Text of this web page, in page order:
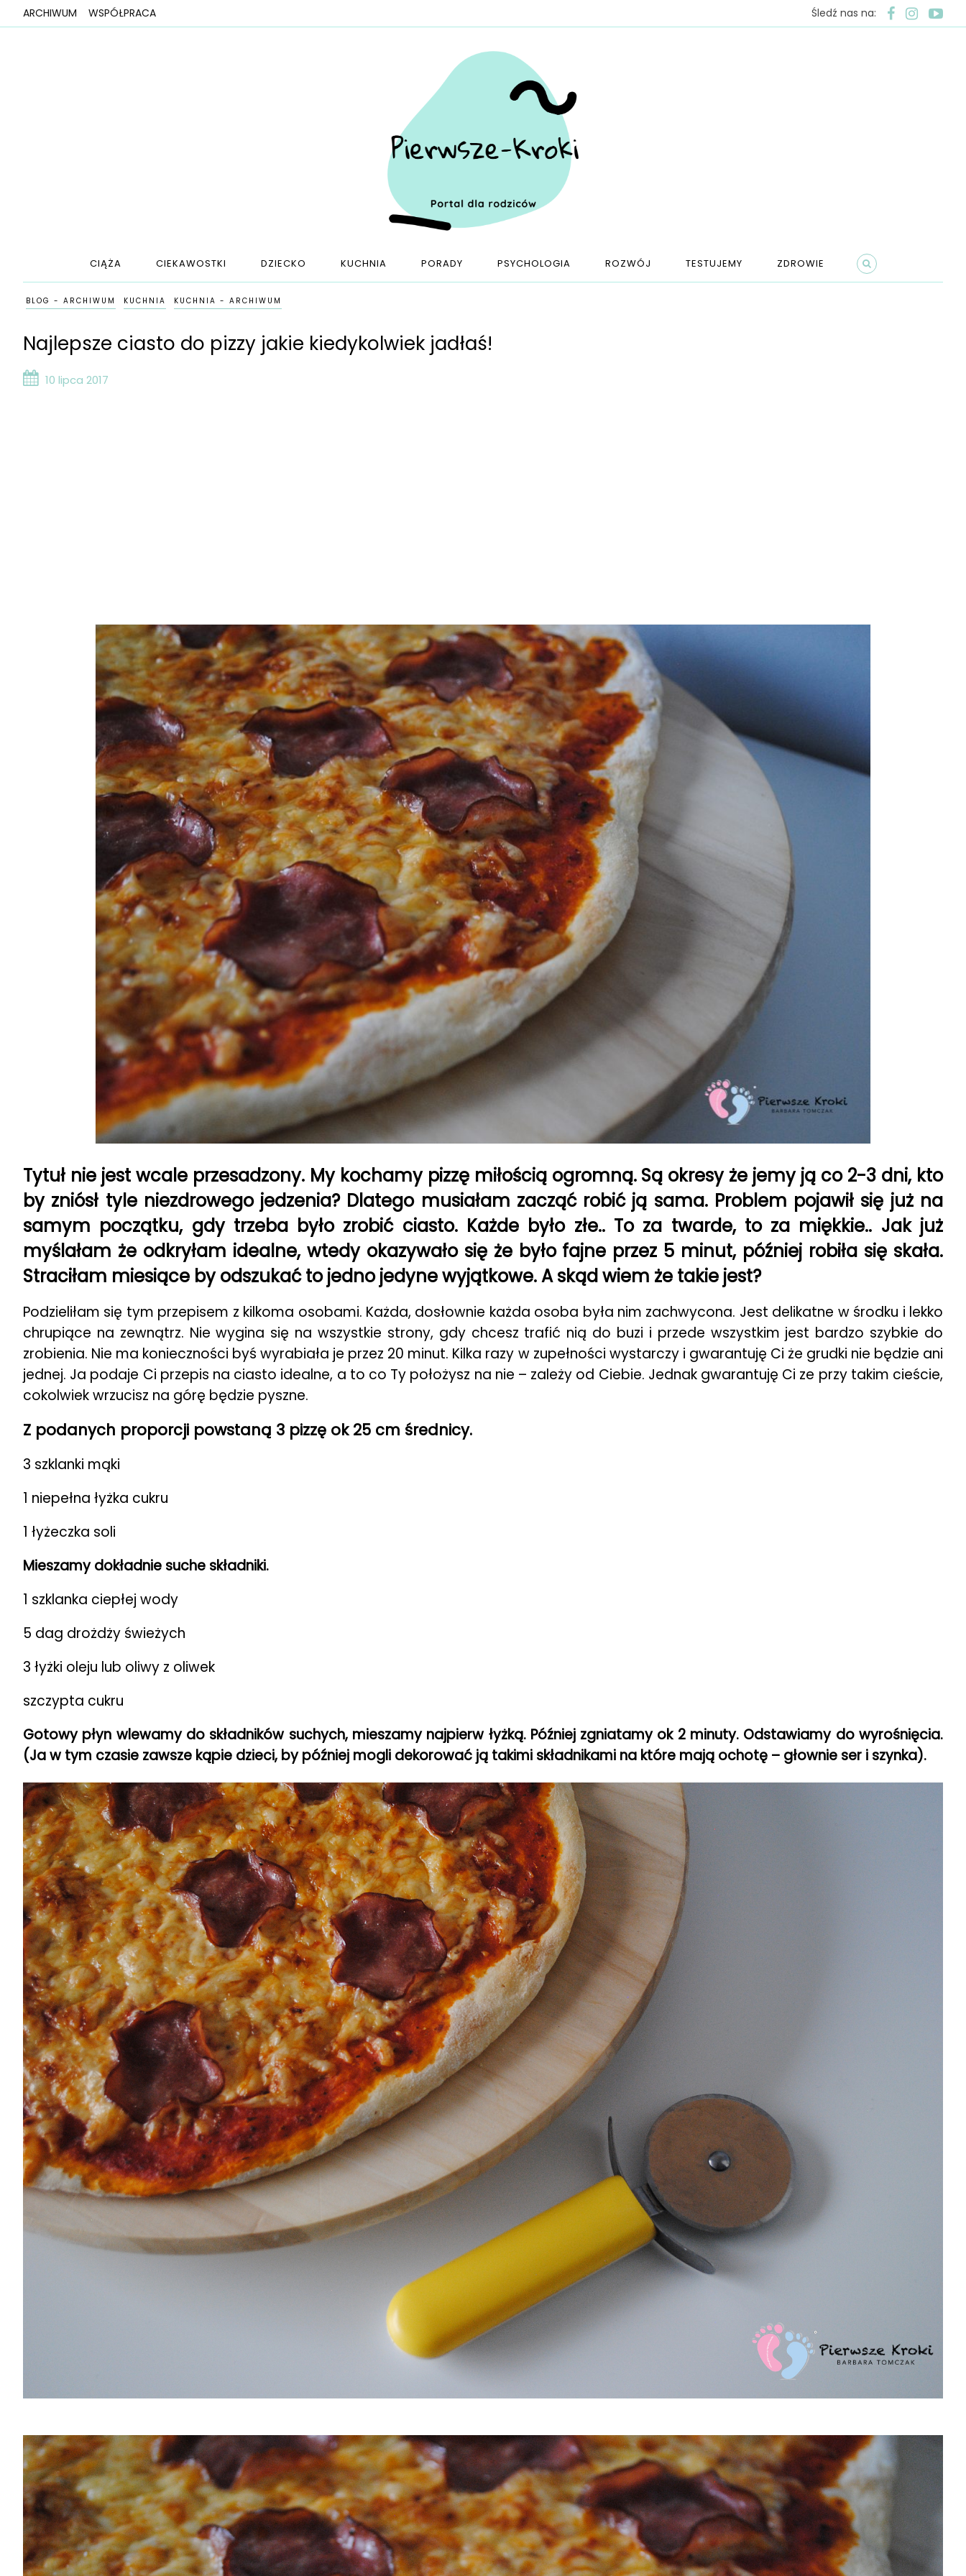
ARCHIWUM WSPÓŁPRACA Śledź nas na:
CIĄŻA CIEKAWOSTKI DZIECKO KUCHNIA PORADY PSYCHOLOGIA ROZWÓJ TESTUJEMY ZDROWIE
BLOG - ARCHIWUM KUCHNIA KUCHNIA - ARCHIWUM
Najlepsze ciasto do pizzy jakie kiedykolwiek jadłaś!
10 lipca 2017
Tytuł nie jest wcale przesadzony. My kochamy pizzę miłością ogromną. Są okresy że jemy ją co 2-3 dni, kto
by zniósł tyle niezdrowego jedzenia? Dlatego musiałam zacząć robić ją sama. Problem pojawił się już na
samym początku, gdy trzeba było zrobić ciasto. Każde było złe.. To za twarde, to za miękkie.. Jak już
myślałam że odkryłam idealne, wtedy okazywało się że było fajne przez 5 minut, później robiła się skała.
Straciłam miesiące by odszukać to jedno jedyne wyjątkowe. A skąd wiem że takie jest?
Podzieliłam się tym przepisem z kilkoma osobami. Każda, dosłownie każda osoba była nim zachwycona. Jest delikatne w środku i lekko
chrupiące na zewnątrz. Nie wygina się na wszystkie strony, gdy chcesz trafić nią do buzi i przede wszystkim jest bardzo szybkie do
zrobienia. Nie ma konieczności byś wyrabiała je przez 20 minut. Kilka razy w zupełności wystarczy i gwarantuję Ci że grudki nie będzie ani
jednej. Ja podaje Ci przepis na ciasto idealne, a to co Ty położysz na nie – zależy od Ciebie. Jednak gwarantuję Ci ze przy takim cieście,
cokolwiek wrzucisz na górę będzie pyszne.
Z podanych proporcji powstaną 3 pizzę ok 25 cm średnicy.
3 szklanki mąki
1 niepełna łyżka cukru
1 łyżeczka soli
Mieszamy dokładnie suche składniki.
1 szklanka ciepłej wody
5 dag drożdży świeżych
3 łyżki oleju lub oliwy z oliwek
szczypta cukru
Gotowy płyn wlewamy do składników suchych, mieszamy najpierw łyżką. Później zgniatamy ok 2 minuty. Odstawiamy do wyrośnięcia.
(Ja w tym czasie zawsze kąpie dzieci, by później mogli dekorować ją takimi składnikami na które mają ochotę – głownie ser i szynka).